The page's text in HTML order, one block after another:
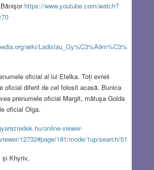
https://www.youtube.com/watch?
wiki/Ladislau_Gy%C3%A9m%C3%
oficial al lui Etelka. Toți evreii
oficial diferit de cel folosit acasă. Bunica
prenumele oficial Margit, mătuşa Golda
oficial Olga.
online-viewer-
12732#page/181/mode/1up/search/51
Khyriv,